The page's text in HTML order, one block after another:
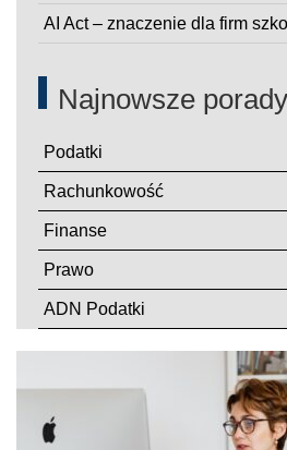
AI Act – znaczenie dla firm
Najnowsze porady
Podatki
Rachunkowość
Finanse
Prawo
ADN Podatki